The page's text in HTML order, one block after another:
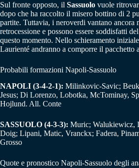
Sul fronte opposto, il Sassuolo vuole
dopo che ha raccolto il misero bottino di 2
partite. Tuttavia, i neroverdi vantano ancora
retrocessione e possono essere soddisfatti
questo momento. Nello schieramento
Laurienté andranno a comporre il pacchetto
Probabili formazioni Napoli-Sassuolo
NAPOLI (3-4-2-1): Milinkovic-Savic;
Jesus; Di Lorenzo, Lobotka, McTominay,
Hojlund. All. Conte
SASSUOLO (4-3-3): Muric; Walukiewicz,
Doig; Lipani, Matic, Vranckx; Fadera,
Grosso
Quote e pronostico Napoli-Sassuolo degli